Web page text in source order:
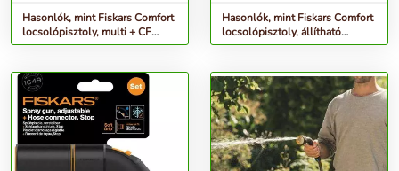
Hasonlók, mint Fiskars Comfort
locsolópisztoly, multi + CF
tömlőcsatlakozó 13-15...
Hasonlók, mint Fiskars Comfort
locsolópisztoly, állítható
locsolófej + 3 funkció...